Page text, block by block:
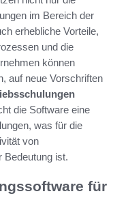
im Bereich der
erhebliche Vorteile,
und die
können
auf neue Vorschriften
die Software eine
was für die
von
Bedeutung ist.
für